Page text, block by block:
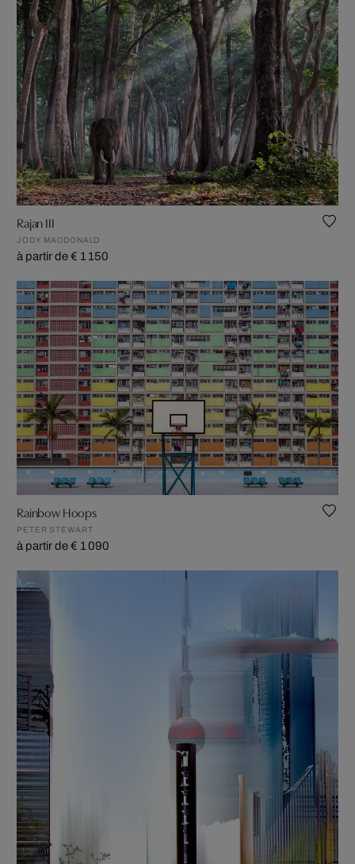
Rajan III
JODY MACDONALD
à partir de € 1 150
Rainbow Hoops
PETER STEWART
à partir de € 1 090